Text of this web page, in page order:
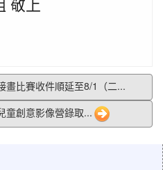
畫比賽收件順延至8/1（二...
童創意影像營錄取...